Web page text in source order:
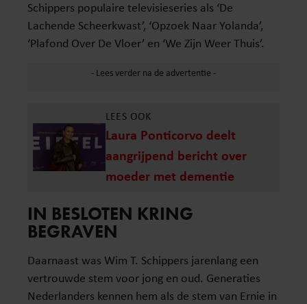
Schippers populaire televisieseries als ‘De
Lachende Scheerkwast’, ‘Opzoek Naar Yolanda’,
‘Plafond Over De Vloer’ en ‘We Zijn Weer Thuis’.
LEES OOK
Laura Ponticorvo deelt
aangrijpend bericht over
moeder met dementie
IN BESLOTEN KRING
BEGRAVEN
Daarnaast was Wim T. Schippers jarenlang een
vertrouwde stem voor jong en oud. Generaties
Nederlanders kennen hem als de stem van Ernie in